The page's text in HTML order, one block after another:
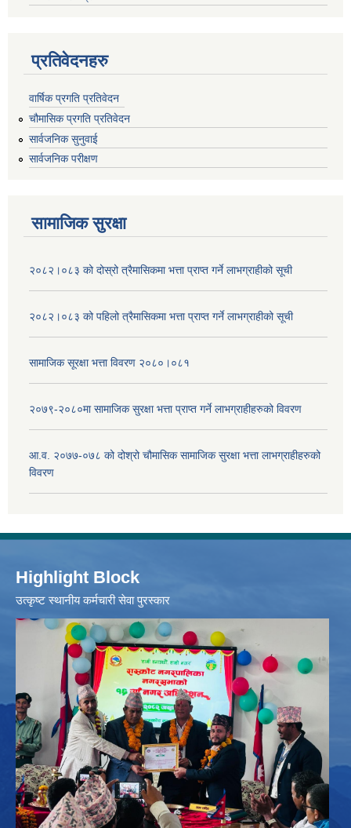
प्रतिवेदनहरु
वार्षिक प्रगति प्रतिवेदन
चौमासिक प्रगति प्रतिवेदन
सार्वजनिक सुनुवाई
सार्वजनिक परीक्षण
सामाजिक सुरक्षा
२०८२।०८३ को दोस्रो त्रैमासिकमा भत्ता प्राप्‍त गर्ने लाभग्राहीको सूची
२०८२।०८३ को पहिलो त्रैमासिकमा भत्ता प्राप्‍त गर्ने लाभग्राहीको सूची
सामाजिक सूरक्षा भत्ता विवरण २०८०।०८१
२०७९-२०८०मा सामाजिक सुरक्षा भत्ता प्राप्त गर्ने लाभग्राहीहरुको विवरण
आ.व. २०७७-०७८ को दोश्रो चौमासिक सामाजिक सुरक्षा भत्ता लाभग्राहीहरुको
विवरण
Highlight Block
उत्‍कृष्ट स्थानीय कर्मचारी सेवा पुरस्कार